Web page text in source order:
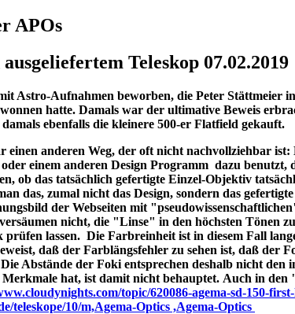
APOs
Teleskop 07.02.2019
Astro-Aufnahmen beworben, die Peter Stättmeier
hatte. Damals war der ultimative Beweis
ebenfalls die kleinere 500-er Flatfield gekauft.
anderen Weg, der oft nicht nachvollziehbar ist:
einem anderen Design Programm dazu benutzt,
ob das tatsächlich gefertigte Einzel-Objektiv
das, zumal nicht das Design, sondern das
der Webseiten mit
nicht, die "Linse" in den höchsten Tönen
lassen. Die Farbreinheit ist in diesem Fall
daß der Farblängsfehler zu sehen ist, daß der
Abstände der Foki entsprechen deshalb nicht den
hat, ist damit nicht behauptet. Auch in den
topic/620086-agema-sd-150-
teleskope/10/m,Agema-Optics ,Agema-Optics